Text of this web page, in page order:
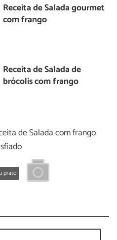
Receita de Salada gourmet
com frango
Receita de Salada de
brócolis com frango
de Salada com frango
prato